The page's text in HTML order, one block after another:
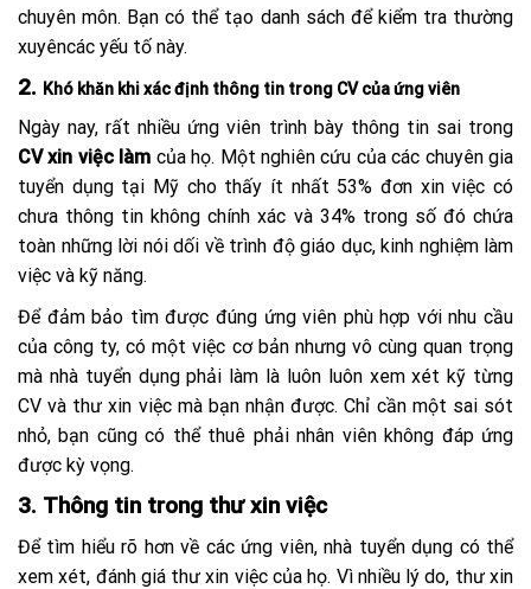
chuyên môn. Bạn có thể tạo danh sách để kiểm tra thường
xuyêncác yếu tố này.
2. Khó khăn khi xác định thông tin trong CV của ứng viên
Ngày nay, rất nhiều ứng viên trình bày thông tin sai trong
CV xin việc làm của họ. Một nghiên cứu của các chuyên gia
tuyển dụng tại Mỹ cho thấy ít nhất 53% đơn xin việc có
chưa thông tin không chính xác và 34% trong số đó chứa
toàn những lời nói dối về trình độ giáo dục, kinh nghiệm làm
việc và kỹ năng.
Để đảm bảo tìm được đúng ứng viên phù hợp với nhu cầu
của công ty, có một việc cơ bản nhưng vô cùng quan trọng
mà nhà tuyển dụng phải làm là luôn luôn xem xét kỹ từng
CV và thư xin việc mà bạn nhận được. Chỉ cần một sai sót
nhỏ, bạn cũng có thể thuê phải nhân viên không đáp ứng
được kỳ vọng.
3. Thông tin trong thư xin việc
Để tìm hiểu rõ hơn về các ứng viên, nhà tuyển dụng có thể
xem xét, đánh giá thư xin việc của họ. Vì nhiều lý do, thư xin